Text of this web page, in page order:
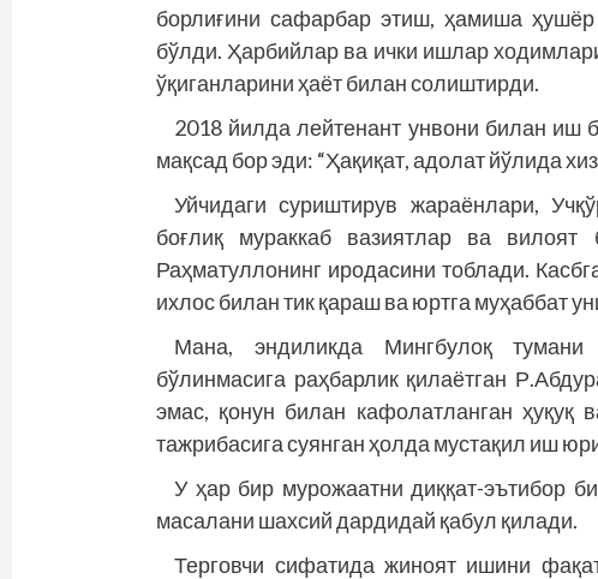
борлиғини сафарбар этиш, ҳамиша
бўлди. Ҳарбийлар ва ички ишлар
ўқиганларини ҳаёт билан солиштирди.
2018 йилда лейтенант унвони билан иш
мақсад бор эди: “Ҳақиқат, адолат йўлида
Уйчидаги суриштирув жараёнлари,
боғлиқ мураккаб вазиятлар ва вилоят
Раҳматуллонинг иродасини тоблади.
ихлос билан тик қараш ва юртга муҳаббат
Мана, эндиликда Мингбулоқ
бўлинмасига раҳбарлик қилаётган
эмас, қонун билан кафолатланган ҳуқуқ
тажрибасига суянган ҳолда мустақил иш
У ҳар бир мурожаатни диққат-­эътибор
масалани шахсий дардидай қабул қилади.
Терговчи сифатида жиноят ишини